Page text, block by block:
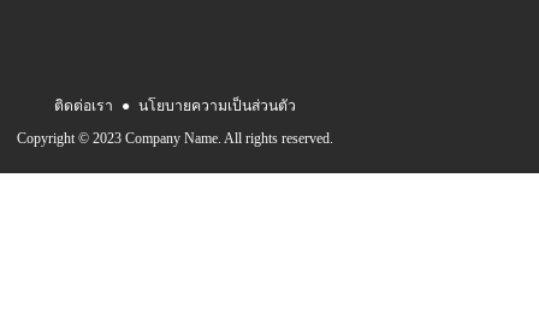
ติดต่อเรา ● นโยบายความเป็นส่วนตัว
Copyright © 2023 Company Name. All rights reserved.